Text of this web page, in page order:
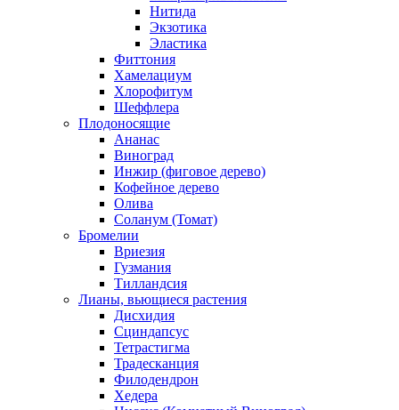
Нитида
Экзотика
Эластика
Фиттония
Хамелациум
Хлорофитум
Шеффлера
Плодоносящие
Ананас
Виноград
Инжир (фиговое дерево)
Кофейное дерево
Олива
Соланум (Томат)
Бромелии
Вриезия
Гузмания
Тилландсия
Лианы, вьющиеся растения
Дисхидия
Сциндапсус
Тетрастигма
Традесканция
Филодендрон
Хедера